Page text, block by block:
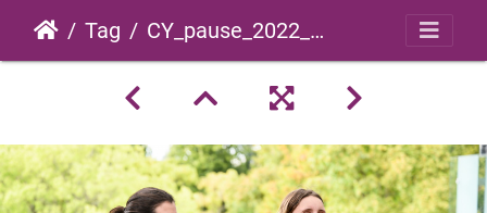
Tag CY_pause_2022_0015